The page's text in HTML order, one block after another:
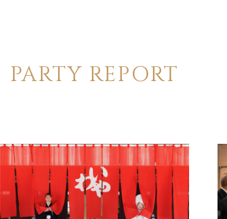
PARTY REPORT